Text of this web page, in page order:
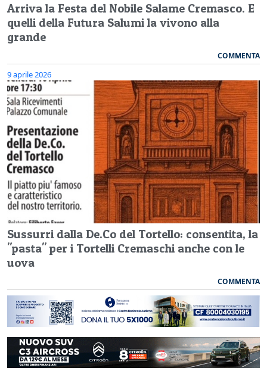
Arriva la Festa del Nobile Salame Cremasco. E
quelli della Futura Salumi la vivono alla
grande
COMMENTA
9 aprile 2026
Sussurri dalla De.Co del Tortello: consentita, la
"pasta" per i Tortelli Cremaschi anche con le
uova
COMMENTA